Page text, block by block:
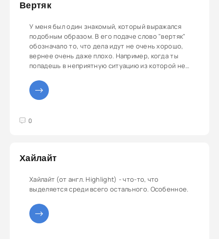
Вертяк
У меня был один знакомый, который выражался
подобным образом. В его подаче слово "вертяк"
обозначало то, что дела идут не очень хорошо,
вернее очень даже плохо. Например, когда ты
попадешь в неприятную ситуацию из которой нет
0
5
Хайлайт
Хайлайт (от англ. Highlight) - что-то, что
выделяется среди всего остального. Особенное.